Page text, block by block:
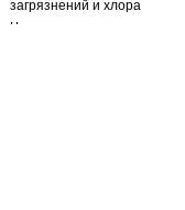
загрязнений и хлора
Частота замены картриджа